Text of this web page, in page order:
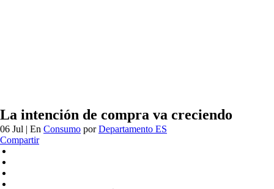
La intención de compra va creciendo
06 Jul | En Consumo porDepartamento ES
Compartir